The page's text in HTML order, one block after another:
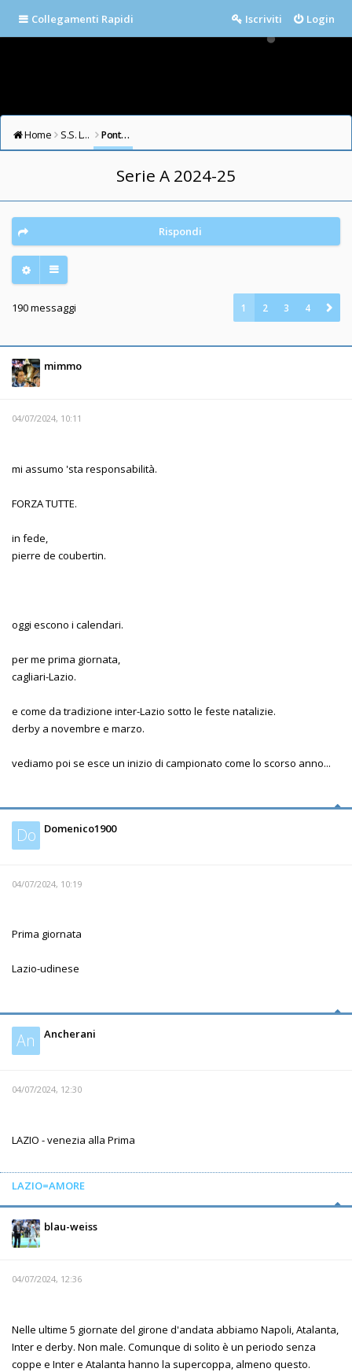
Collegamenti Rapidi Login
Iscriviti
Home S.S. LAZIO FORUM Ponte Milvio
Serie A 2024-25
Rispondi
190 messaggi 1 2 3 4
mimmo
04/07/2024, 10:11
mi assumo 'sta responsabilità.
FORZA TUTTE.
in fede,
pierre de coubertin.
oggi escono i calendari.
per me prima giornata,
cagliari-Lazio.
e come da tradizione inter-Lazio sotto le feste natalizie.
derby a novembre e marzo.
vediamo poi se esce un inizio di campionato come lo scorso anno...
Do Domenico1900
04/07/2024, 10:19
Prima giornata
Lazio-udinese
An Ancherani
04/07/2024, 12:30
LAZIO - venezia alla Prima
LAZIO=AMORE
blau-weiss
04/07/2024, 12:36
Nelle ultime 5 giornate del girone d'andata abbiamo Napoli, Atalanta,
Inter e derby. Non male. Comunque di solito è un periodo senza
coppe e Inter e Atalanta hanno la supercoppa, almeno questo.